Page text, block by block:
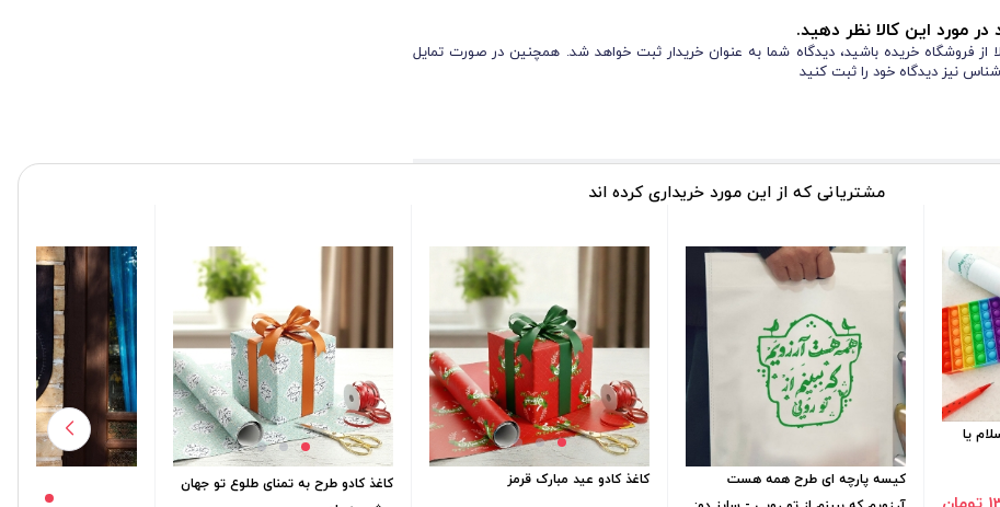
مورد این کالا نظر دهید.
از فروشگاه خریده باشید، دیدگاه شما به عنوان خریدار ثبت خواهد شد. همچنین در صورت تمایل
نیز دیدگاه خود را ثبت کنید
مشتریانی که از این مورد خریداری کرده اند
یا
کیسه پارچه ای طرح همه هست
کاغذ کادو عید مبارک قرمز
کاغذ کادو طرح به تمنای طلوع تو جهان